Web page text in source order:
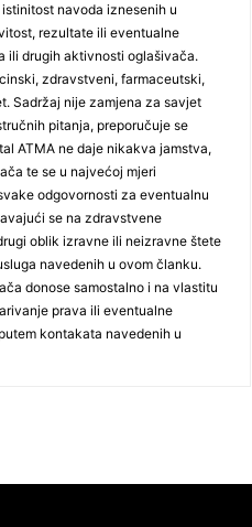
navoda iznesenih u
rezultate ili eventualne
ili drugih aktivnosti oglašivača.
zdravstveni, farmaceutski,
Sadržaj nije zamjena za savjet
pitanja, preporučuje se
ATMA ne daje nikakva jamstva,
te se u najvećoj mjeri
odgovornosti za eventualnu
se na zdravstvene
oblik izravne ili neizravne štete
navedenih u ovom članku.
donose samostalno i na vlastitu
prava ili eventualne
kontakata navedenih u